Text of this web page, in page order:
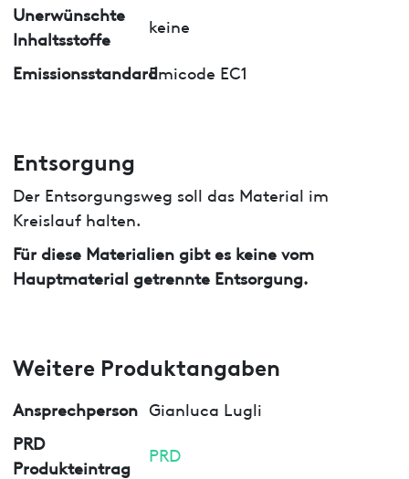
Unerwünschte
Inhaltsstoffe
keine
EmissionsstandardEmicode EC1
Entsorgung
Der Entsorgungsweg soll das Material im
Kreislauf halten.
Für diese Materialien gibt es keine vom
Hauptmaterial getrennte Entsorgung.
Weitere Produktangaben
Ansprechperson Gianluca Lugli
PRD
Produkteintrag
PRD